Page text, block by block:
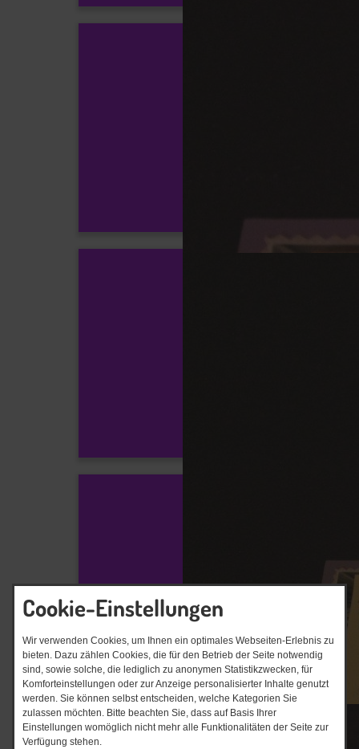
Cookie-Einstellungen
Wir verwenden Cookies, um Ihnen ein optimales Webseiten-Erlebnis zu
bieten. Dazu zählen Cookies, die für den Betrieb der Seite notwendig
sind, sowie solche, die lediglich zu anonymen Statistikzwecken, für
Komforteinstellungen oder zur Anzeige personalisierter Inhalte genutzt
werden. Sie können selbst entscheiden, welche Kategorien Sie
zulassen möchten. Bitte beachten Sie, dass auf Basis Ihrer
Einstellungen womöglich nicht mehr alle Funktionalitäten der Seite zur
Verfügung stehen.